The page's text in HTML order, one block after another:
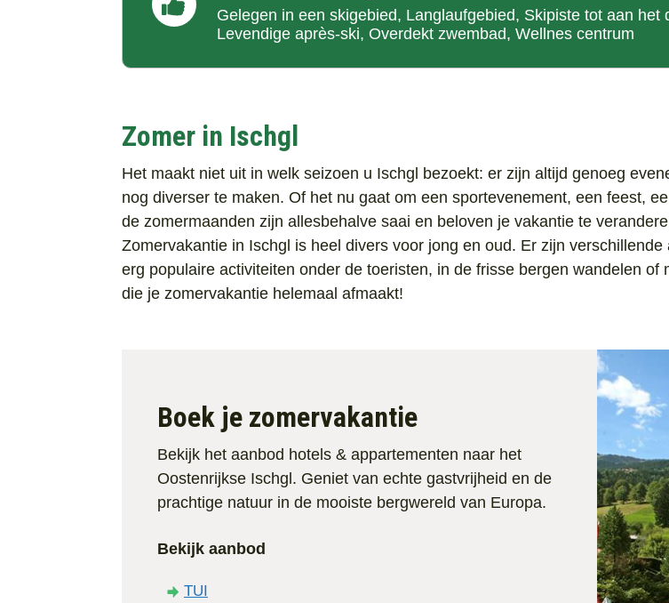
Gelegen in een skigebied, Langlaufgebied, Skipiste tot aan
Levendige après-ski, Overdekt zwembad, Wellnes centrum
Zomer in Ischgl
Het maakt niet uit in welk seizoen u Ischgl bezoekt: er zijn altijd genoeg
nog diverser te maken. Of het nu gaat om een ​​sportevenement, een feest,
de zomermaanden zijn allesbehalve saai en beloven je vakantie te
Zomervakantie in Ischgl is heel divers voor jong en oud. Er zijn
erg populaire activiteiten onder de toeristen, in de frisse bergen wandelen
die je zomervakantie helemaal afmaakt!
Boek je zomervakantie
Bekijk het aanbod hotels & appartementen naar het
Oostenrijkse Ischgl. Geniet van echte gastvrijheid en de
prachtige natuur in de mooiste bergwereld van Europa.
Bekijk aanbod
TUI